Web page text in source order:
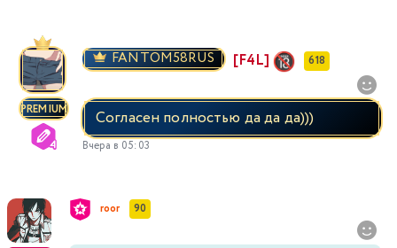
PREMIUM
FANTOM58RUS [F4L] 618
Согласен полностью да да да)))
Вчера в 05:03
roor 90